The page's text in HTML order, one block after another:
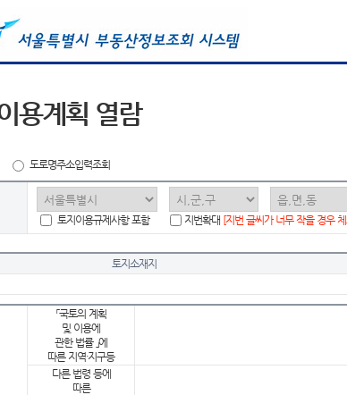
용계획 열람
도로명주소입력조회
토지이용규제사항 포함
지번확대 [지번 글씨가 너무 작을 경우
토지소재지
「국토의 계획
및 이용에
관한 법률 」에
따른 지역·지구등
다른 법령 등에
따른